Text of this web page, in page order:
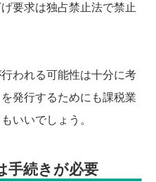
要求は独占禁止法で禁止
われる可能性は十分に考
発行するためにも課税業
いいでしょう。
手続きが必要